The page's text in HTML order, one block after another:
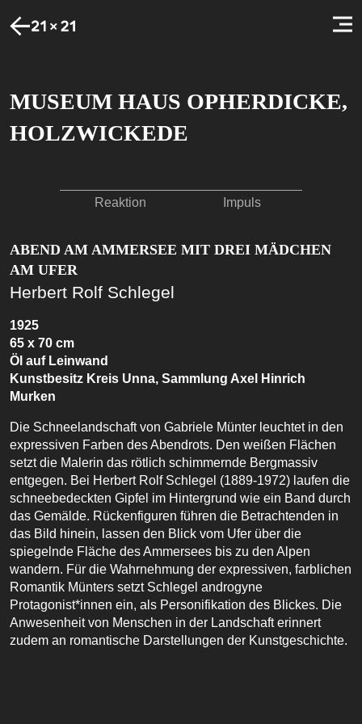
MUSEUM HAUS OPHERDICKE,
HOLZWICKEDE
Reaktion Impuls
ABEND AM AMMERSEE MIT DREI MÄDCHEN
AM UFER
Herbert Rolf Schlegel
1925
65 x 70 cm
Öl auf Leinwand
Kunstbesitz Kreis Unna, Sammlung Axel Hinrich
Murken
Die Schneelandschaft von Gabriele Münter leuchtet in den
expressiven Farben des Abendrots. Den weißen Flächen
setzt die Malerin das rötlich schimmernde Bergmassiv
entgegen. Bei Herbert Rolf Schlegel (1889-1972) laufen die
schneebedeckten Gipfel im Hintergrund wie ein Band durch
das Gemälde. Rückenfiguren führen die Betrachtenden in
das Bild hinein, lassen den Blick vom Ufer über die
spiegelnde Fläche des Ammersees bis zu den Alpen
wandern. Für die Wahrnehmung der expressiven, farblichen
Romantik Münters setzt Schlegel androgyne
Protagonist*innen ein, als Personifikation des Blickes. Die
Anwesenheit von Menschen in der Landschaft erinnert
zudem an romantische Darstellungen der Kunstgeschichte.